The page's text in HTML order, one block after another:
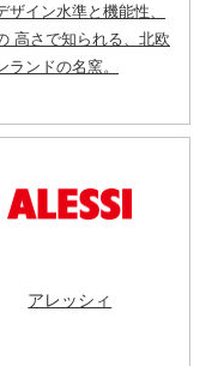
ザイン水準と機能性、
高さで知られる、北欧
ランドの名窯。
アレッシィ